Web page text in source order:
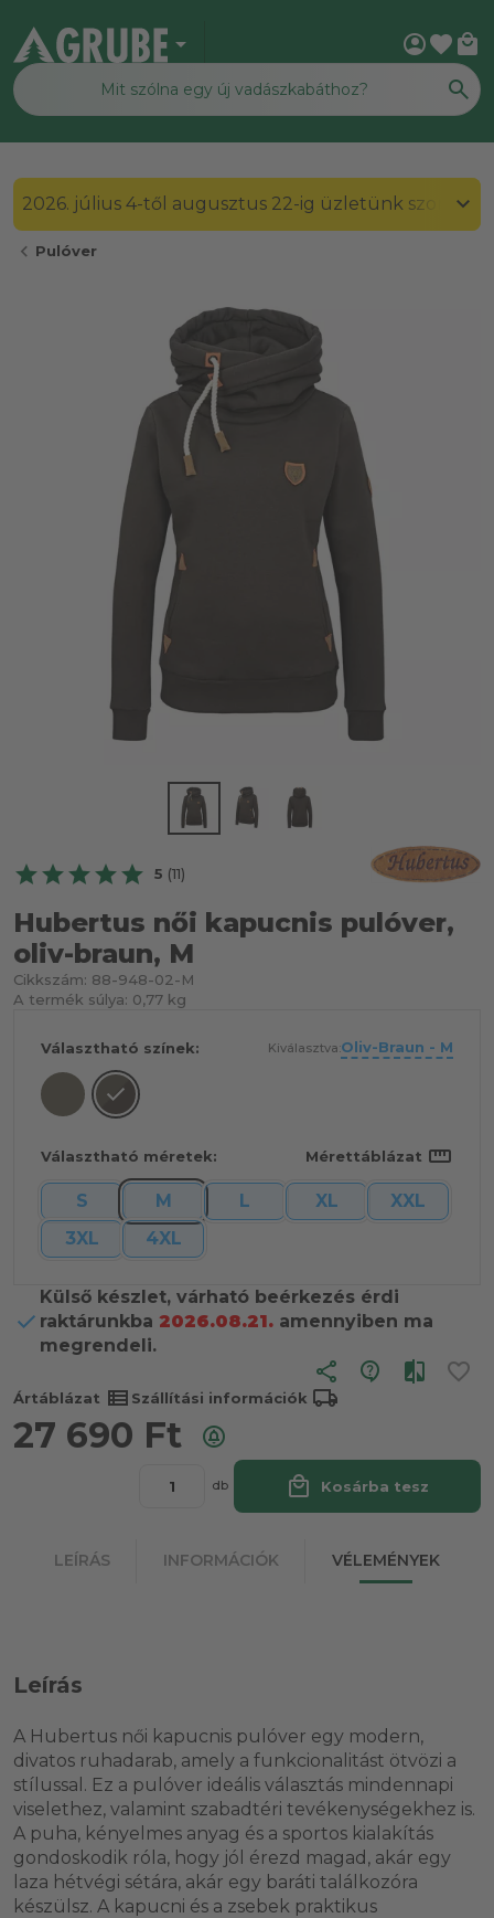
arrow_drop_down account_circlefavorite local_mall
2026. július 4-től augusztus 22-ig üzletünk
chevron_left Pulóver
5 (11)
Hubertus női kapucnis pulóver,
oliv-braun, M
Cikkszám: 88-948-02-M
A termék súlya: 0,77 kg
Választható színek: Kiválasztva:Oliv-Braun - M
Választható méretek: Mérettáblázat straighten
S M L XL
XXL
3XL
4XL
Külső készlet, várható beérkezés érdi
raktárunkba 2026.08.21. amennyiben ma
megrendeli.
share
Ártáblázat view_list Szállítási információk local_shipping
27 690 Ft
db local_mall Kosárba tesz
LEÍRÁS INFORMÁCIÓK VÉLEMÉNYEK
Leírás
A Hubertus női kapucnis pulóver egy modern,
divatos ruhadarab, amely a funkcionalitást ötvözi a
stílussal. Ez a pulóver ideális választás mindennapi
viselethez, valamint szabadtéri tevékenységekhez is.
A puha, kényelmes anyag és a sportos kialakítás
gondoskodik róla, hogy jól érezd magad, akár egy
laza hétvégi sétára, akár egy baráti találkozóra
készülsz. A kapucni és a zsebek praktikus